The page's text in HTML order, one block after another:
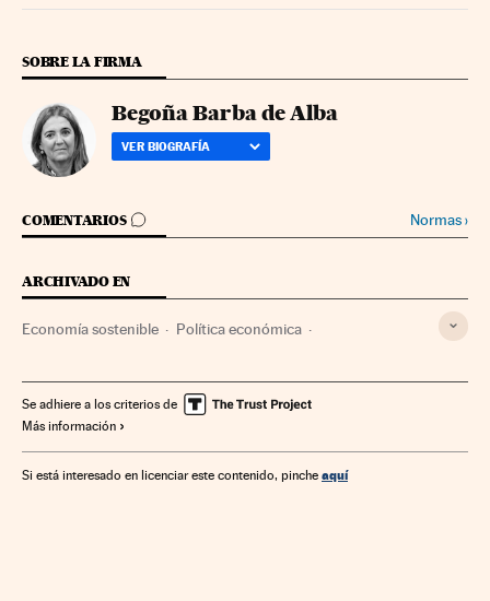
SOBRE LA FIRMA
Begoña Barba de Alba
VER BIOGRAFÍA
COMENTARIOS
IR A LOS COMENTARIOS Normas›
ARCHIVADO EN
Economía sostenible Política económica
Se adhiere a los criterios de
Más información
Si está interesado en licenciar este contenido, pinche aquí